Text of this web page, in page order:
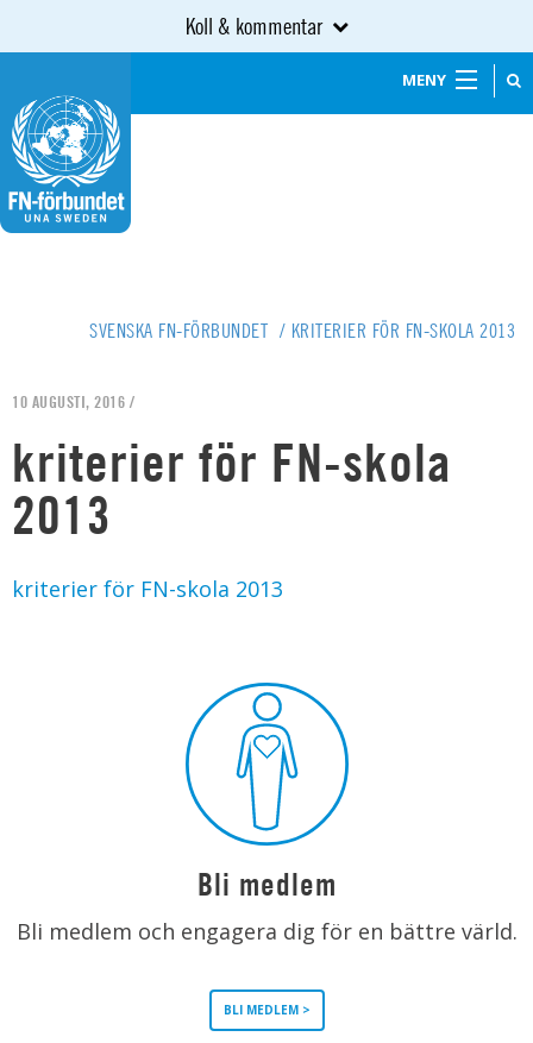
Koll & kommentar
MENY
SVENSKA FN-FÖRBUNDET / KRITERIER FÖR FN-SKOLA 2013
10 AUGUSTI, 2016 /
kriterier för FN-skola
2013
kriterier för FN-skola 2013
Bli medlem
Bli medlem och engagera dig för en bättre värld.
BLI MEDLEM >